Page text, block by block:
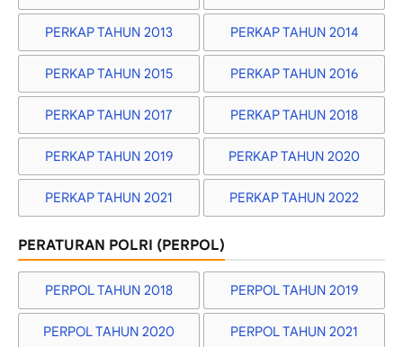
PERKAP TAHUN 2013 PERKAP TAHUN 2014
PERKAP TAHUN 2015 PERKAP TAHUN 2016
PERKAP TAHUN 2017 PERKAP TAHUN 2018
PERKAP TAHUN 2019 PERKAP TAHUN 2020
PERKAP TAHUN 2021 PERKAP TAHUN 2022
PERATURAN POLRI (PERPOL)
PERPOL TAHUN 2018 PERPOL TAHUN 2019
PERPOL TAHUN 2020 PERPOL TAHUN 2021